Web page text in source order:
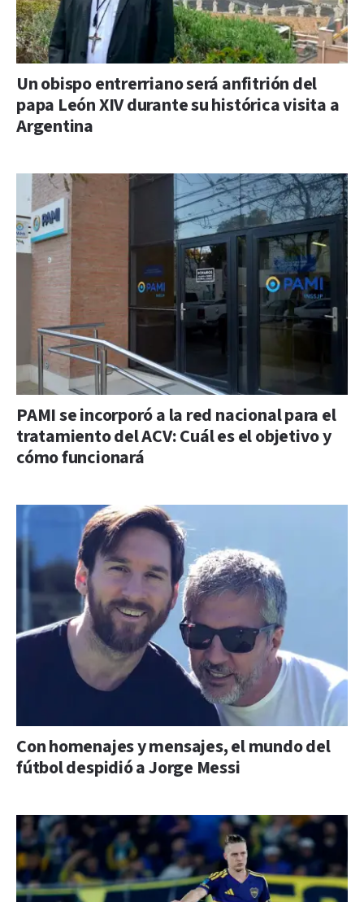
Un obispo entrerriano será anfitrión del
papa León XIV durante su histórica visita a
Argentina
PAMI se incorporó a la red nacional para el
tratamiento del ACV: Cuál es el objetivo y
cómo funcionará
Con homenajes y mensajes, el mundo del
fútbol despidió a Jorge Messi